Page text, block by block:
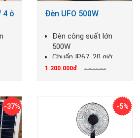
4 ô Đèn UFO 500W
Đèn công suất lớn
500W
Chuẩn IP67, 20 giờ
chiếu sáng
1.200.000đ 1.900.000đ
-37% -5%